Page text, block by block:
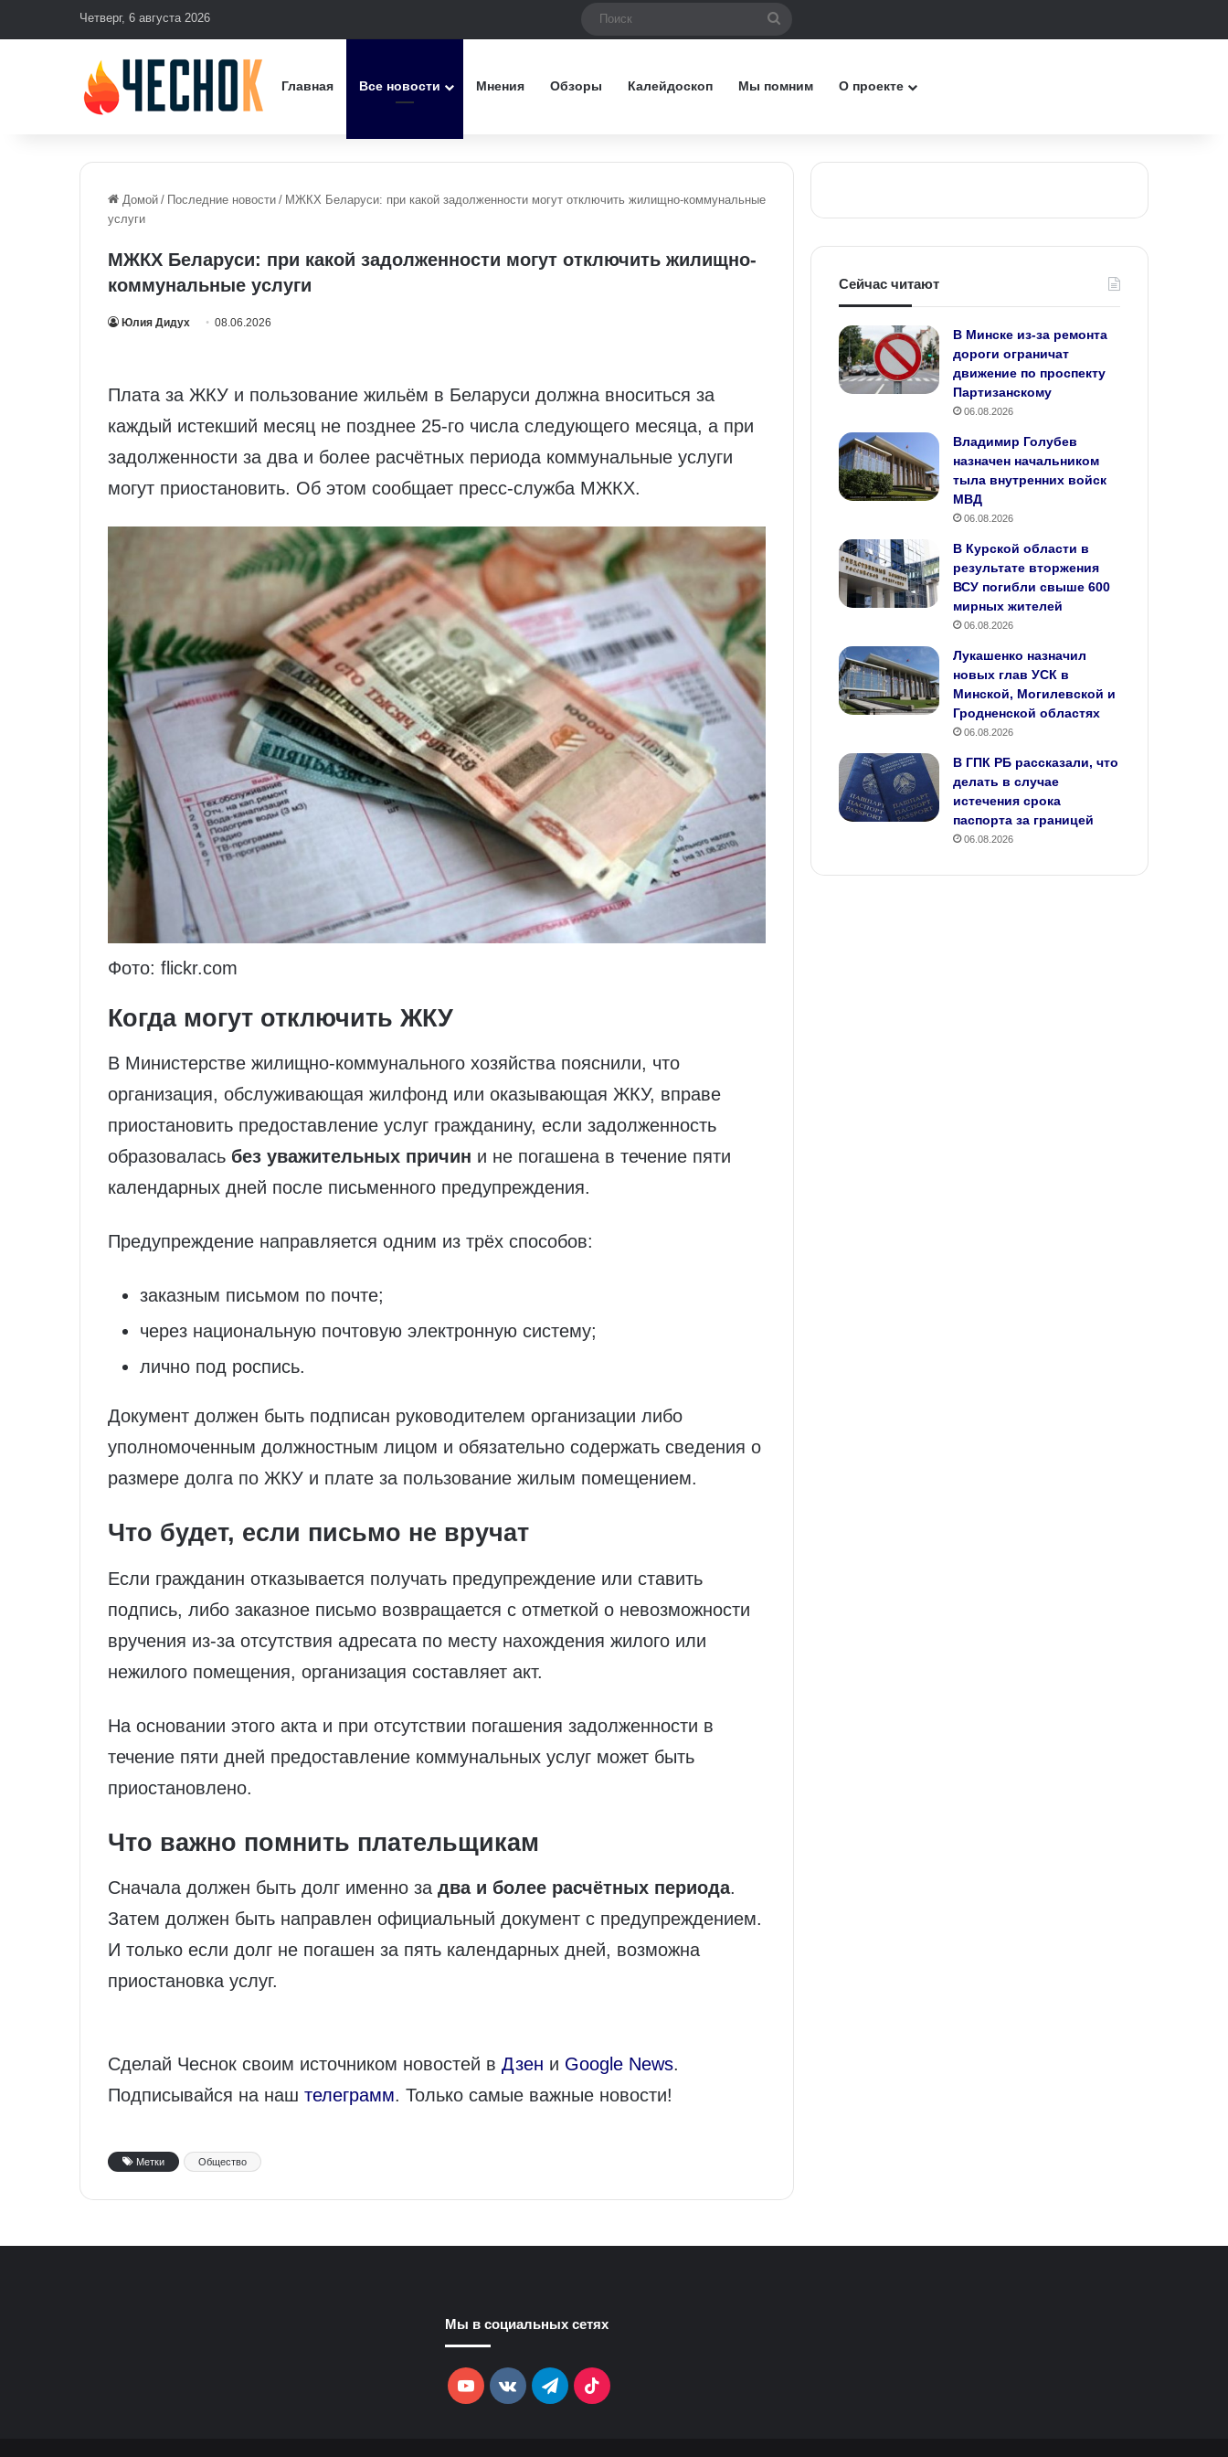
Четверг, 6 августа 2026
Главная Все новости Мнения Обзоры Калейдоскоп Мы помним О проекте
Домой / Последние новости / МЖКХ Беларуси: при какой задолженности могут отключить жилищно-коммунальные
услуги
МЖКХ Беларуси: при какой задолженности могут отключить жилищно-
коммунальные услуги
Юлия Дидух 08.06.2026
Плата за ЖКУ и пользование жильём в Беларуси должна вноситься за
каждый истекший месяц не позднее 25-го числа следующего месяца, а при
задолженности за два и более расчётных периода коммунальные услуги
могут приостановить. Об этом сообщает пресс-служба МЖКХ.
Фото: flickr.com
Когда могут отключить ЖКУ
В Министерстве жилищно-коммунального хозяйства пояснили, что
организация, обслуживающая жилфонд или оказывающая ЖКУ, вправе
приостановить предоставление услуг гражданину, если задолженность
образовалась без уважительных причин и не погашена в течение пяти
календарных дней после письменного предупреждения.
Предупреждение направляется одним из трёх способов:
заказным письмом по почте;
через национальную почтовую электронную систему;
лично под роспись.
Документ должен быть подписан руководителем организации либо
уполномоченным должностным лицом и обязательно содержать сведения о
размере долга по ЖКУ и плате за пользование жилым помещением.
Что будет, если письмо не вручат
Если гражданин отказывается получать предупреждение или ставить
подпись, либо заказное письмо возвращается с отметкой о невозможности
вручения из-за отсутствия адресата по месту нахождения жилого или
нежилого помещения, организация составляет акт.
На основании этого акта и при отсутствии погашения задолженности в
течение пяти дней предоставление коммунальных услуг может быть
приостановлено.
Что важно помнить плательщикам
Сначала должен быть долг именно за два и более расчётных периода.
Затем должен быть направлен официальный документ с предупреждением.
И только если долг не погашен за пять календарных дней, возможна
приостановка услуг.
Сделай Чеснок своим источником новостей в Дзен и Google News.
Подписывайся на наш телеграмм. Только самые важные новости!
Метки Общество
Сейчас читают
В Минске из-за ремонта
дороги ограничат
движение по проспекту
Партизанскому
06.08.2026
Владимир Голубев
назначен начальником
тыла внутренних войск
МВД
06.08.2026
В Курской области в
результате вторжения
ВСУ погибли свыше 600
мирных жителей
06.08.2026
Лукашенко назначил
новых глав УСК в
Минской, Могилевской и
Гродненской областях
06.08.2026
В ГПК РБ рассказали, что
делать в случае
истечения срока
паспорта за границей
06.08.2026
Мы в социальных сетях
YouTubevk.comTelegramTikTok